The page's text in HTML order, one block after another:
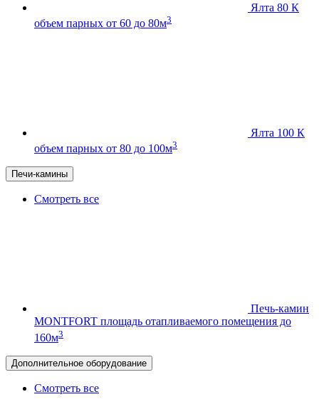
Ялта 80 К
объем парных от 60 до 80м3
Ялта 100 К
объем парных от 80 до 100м3
Печи-камины
Смотреть все
Печь-камин
MONTFORT площадь отапливаемого помещения до
160м3
Дополнительное оборудование
Смотреть все